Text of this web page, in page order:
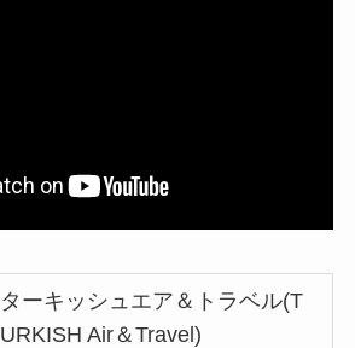
ターキッシュエア＆トラベル(T
URKISH Air＆Travel)